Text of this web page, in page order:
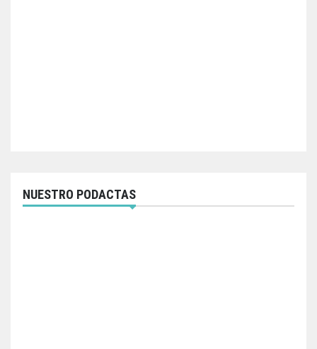
NUESTRO PODACTAS